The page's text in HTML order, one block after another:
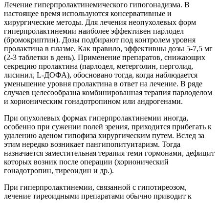
Лечение гиперпролактинемического гипогонадизма. В
настоящее время используются консервативные и
хирургические методы. Для лечения неопухолевых форм
гиперпролактинемии наиболее эффективен парлодел
(бромокриптин). Дозы подбирают под контролем уровня
пролактина в плазме. Как правило, эффективны дозы 5-7,5 мг
(2-3 таблетки в день). Применение препаратов, снижающих
секрецию пролактина (парлодел, метерголин, перголид,
лисинил, L-ДОФА), обосновано тогда, когда наблюдается
уменьшение уровня пролактина в ответ на лечение. В ряде
случаев целесообразна комбинированная терапия парлоделом
и хорионическим гонадотропином или андрогенами.
При опухолевых формах гиперпролактинемии иногда,
особенно при сужении полей зрения, приходится прибегать к
удалению аденом гипофиза хирургическим путем. Вслед за
этим нередко возникает пангипопитуитаризм. Тогда
назначается заместительная терапия теми гормонами, дефицит
которых возник после операции (хорионический
гонадотропин, тиреоидин и др.).
При гиперпролактинемии, связанной с гипотиреозом,
лечение тиреоидными препаратами обычно приводит к